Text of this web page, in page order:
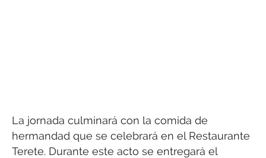
La jornada culminará con la comida de
hermandad que se celebrará en el Restaurante
Terete. Durante este acto se entregará el